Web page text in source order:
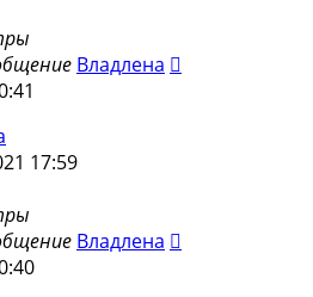
Владлена
17:59
Владлена